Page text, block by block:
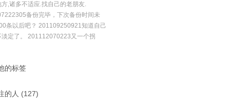
方,诸多不适应.找自己的老朋友.
备份完毕，下次备份时间未
条以后吧？ 201109250921知道自己
淡定了。 201112070223又一个拐
的标签
的人 (127)